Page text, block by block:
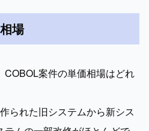
場
案件の単価相場はどれ
られた旧システムから新シス